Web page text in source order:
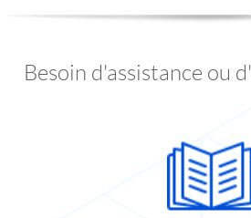
Besoin d'assistance ou